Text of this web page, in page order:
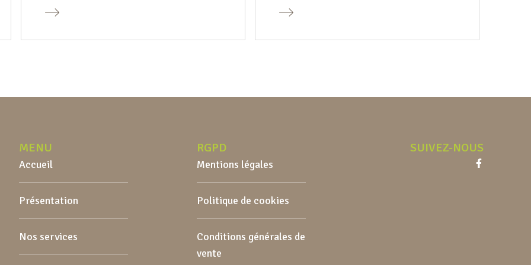
MENU
Accueil
Présentation
Nos services
RGPD
Mentions légales
Politique de cookies
Conditions générales de
vente
SUIVEZ-NOUS
Facebook